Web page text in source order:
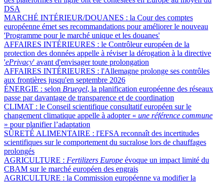
DSA
MARCHÉ INTÉRIEUR/DOUANES : la Cour des comptes
européenne émet ses recommandations pour améliorer le nouveau
'Programme pour le marché unique et les douanes'
AFFAIRES INTÉRIEURES : le Contrôleur européen de la
protection des données appelle à réviser la dérogation à la directive
'ePrivacy' avant d'envisager toute prolongation
AFFAIRES INTÉRIEURES : l'Allemagne prolonge ses contrôles
aux frontières jusqu'en septembre 2026
ÉNERGIE : selon Bruegel, la planification européenne des réseaux
passe par davantage de transparence et de coordination
CLIMAT : le Conseil scientifique consultatif européen sur le
changement climatique appelle à adopter « une référence commune
» pour planifier l’adaptation
SÛRETÉ ALIMENTAIRE : l'EFSA reconnaît des incertitudes
scientifiques sur le comportement du sucralose lors de chauffages
prolongés
AGRICULTURE : Fertilizers Europe évoque un impact limité du
CBAM sur le marché européen des engrais
AGRICULTURE : la Commission européenne va modifier la